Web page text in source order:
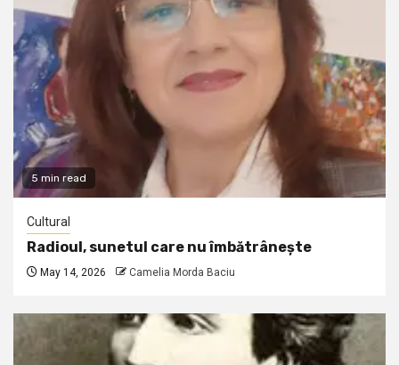
5 min read
Cultural
Radioul, sunetul care nu îmbătrânește
May 14, 2026 Camelia Morda Baciu